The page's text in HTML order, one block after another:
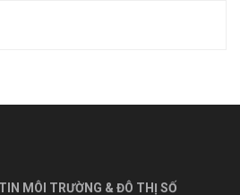
MÔI TRƯỜNG & ĐÔ THỊ SỐ